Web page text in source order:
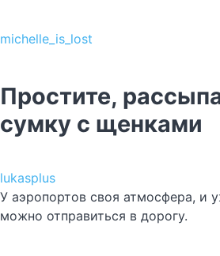
michelle_is_lost
Простите,
сумку с щенками
lukasplus
У аэропортов своя атмосфера, и
можно отправиться в дорогу.